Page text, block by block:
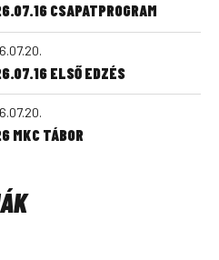
CSAPATPROGRAM
ELSŐ EDZÉS
MKC TÁBOR